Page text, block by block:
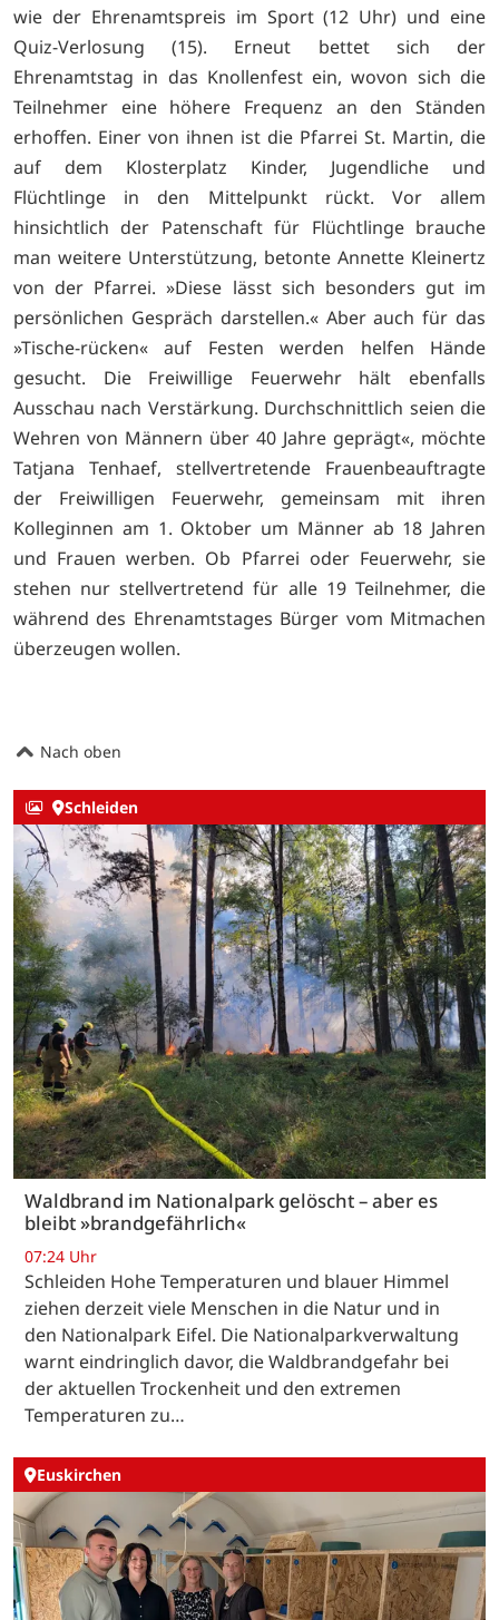
wie der Ehrenamtspreis im Sport (12 Uhr) und eine
Quiz-Verlosung (15). Erneut bettet sich der
Ehrenamtstag in das Knollenfest ein, wovon sich die
Teilnehmer eine höhere Frequenz an den Ständen
erhoffen. Einer von ihnen ist die Pfarrei St. Martin, die
auf dem Klosterplatz Kinder, Jugendliche und
Flüchtlinge in den Mittelpunkt rückt. Vor allem
hinsichtlich der Patenschaft für Flüchtlinge brauche
man weitere Unterstützung, betonte Annette Kleinertz
von der Pfarrei. »Diese lässt sich besonders gut im
persönlichen Gespräch darstellen.« Aber auch für das
»Tische-rücken« auf Festen werden helfen Hände
gesucht. Die Freiwillige Feuerwehr hält ebenfalls
Ausschau nach Verstärkung. Durchschnittlich seien die
Wehren von Männern über 40 Jahre geprägt«, möchte
Tatjana Tenhaef, stellvertretende Frauenbeauftragte
der Freiwilligen Feuerwehr, gemeinsam mit ihren
Kolleginnen am 1. Oktober um Männer ab 18 Jahren
und Frauen werben. Ob Pfarrei oder Feuerwehr, sie
stehen nur stellvertretend für alle 19 Teilnehmer, die
während des Ehrenamtstages Bürger vom Mitmachen
überzeugen wollen.
Nach oben
Schleiden
Waldbrand im Nationalpark gelöscht – aber es
bleibt »brandgefährlich«
07:24 Uhr
Schleiden Hohe Temperaturen und blauer Himmel
ziehen derzeit viele Menschen in die Natur und in
den Nationalpark Eifel. Die Nationalparkverwaltung
warnt eindringlich davor, die Waldbrandgefahr bei
der aktuellen Trockenheit und den extremen
Temperaturen zu…
Euskirchen